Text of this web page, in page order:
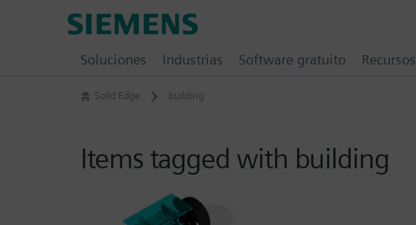
Solid Edge building
Items tagged with building
Soluciones Industrias Software gratuito Recursos